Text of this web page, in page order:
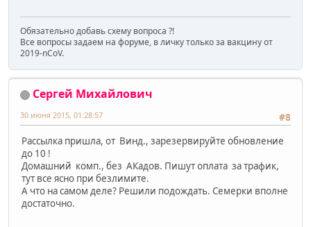
Обязательно добавь схему вопроса ?!
Все вопросы задаем на форуме, в личку только за вакцину от
2019-nCoV.
Сергей Михайлович
#8
30 июня 2015, 01:28:57
Рассылка пришла, от Винд., зарезервируйте обновление
до 10 !
Домашний комп., без АКадов. Пишут оплата за трафик,
тут все ясно при безлимите.
А что на самом деле? Решили подождать. Семерки вполне
достаточно.